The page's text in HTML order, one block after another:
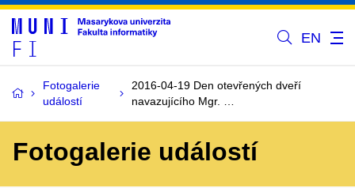
EN
Fotogalerie
událostí
2016-04-19 Den otevřených dveří
navazujícího Mgr. …
Fotogalerie událostí